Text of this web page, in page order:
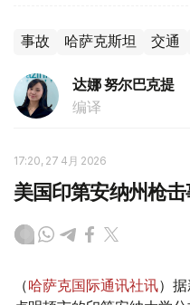
事故 哈萨克斯坦 交通
达娜 努尔巴克提
编译
17:20, 27 4月 2026
美国印第安纳州枪
（哈萨克国际通讯社讯）